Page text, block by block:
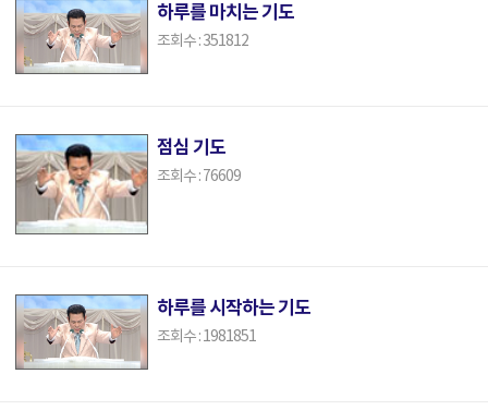
하루를 마치는 기도
조회수 : 351812
점심 기도
조회수 : 76609
하루를 시작하는 기도
조회수 : 1981851